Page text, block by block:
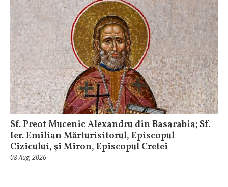
Sf. Preot Mucenic Alexandru din Basarabia; Sf.
Ier. Emilian Mărturisitorul, Episcopul
Cizicului, şi Miron, Episcopul Cretei
08 Aug, 2026